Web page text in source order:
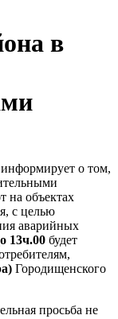
в
о том,
на объектах
с целью
аварийных
13ч.00 будет
Городищенского
просьба не